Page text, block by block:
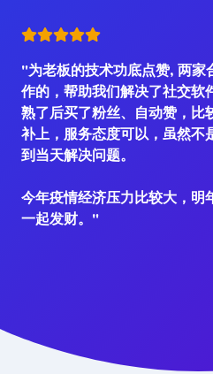
"为老板的技术功底点赞, 两家
作的，帮助我们解决了社交软
熟了后买了粉丝、自动赞，比
补上，服务态度可以，虽然不
到当天解决问题。
今年疫情经济压力比较大，明
一起发财。"